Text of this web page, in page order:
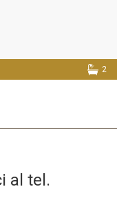
2
al tel.